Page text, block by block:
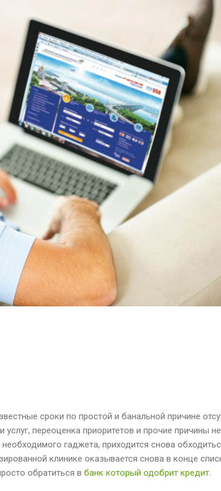
сроки по простой и банальной причине
переоценка приоритетов и прочие причины
гаджета, приходится снова
клинике оказывается снова в конце
обратиться в банк который одобрит кредит.